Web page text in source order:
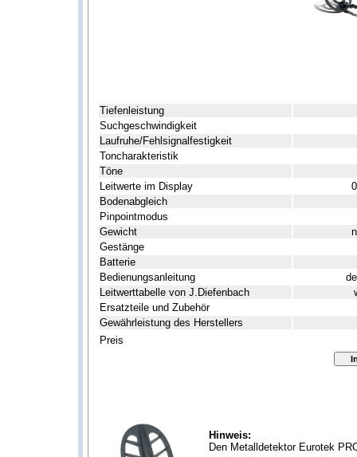
Tiefenleistung
Suchgeschwindigkeit
Laufruhe/Fehlsignalfestigkeit
Toncharakteristik
Töne
Leitwerte im Display
Bodenabgleich
Pinpointmodus
Gewicht
Gestänge
Batterie
Bedienungsanleitung
Leitwerttabelle von J.Diefenbach
Ersatzteile und Zubehör
Gewährleistung des Herstellers
Preis
Hinweis:
Den Metalldetektor Eurotek